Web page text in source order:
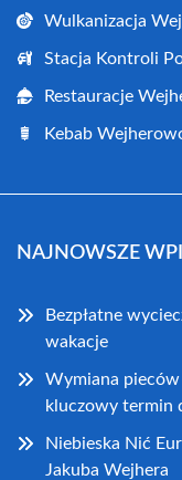
Wulkanizacja
Stacja Kontroli
Restauracje
Kebab
NAJNOWSZE
Bezpłatne
wakacje
Wymiana
kluczowy termin
Niebieska Nić
Jakuba Wejhera